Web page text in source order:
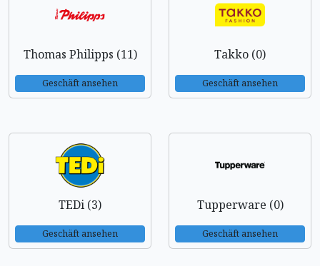
Thomas Philipps (11)
Geschäft ansehen
Takko (0)
Geschäft ansehen
TEDi (3)
Geschäft ansehen
Tupperware (0)
Geschäft ansehen